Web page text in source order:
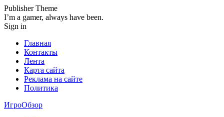
Publisher Theme
I’m a gamer, always have been.
Sign in
Главная
Контакты
Лента
Карта сайта
Реклама на сайте
Политика
ИгроОбзор